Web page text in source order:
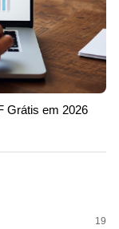
Grátis em 2026
19